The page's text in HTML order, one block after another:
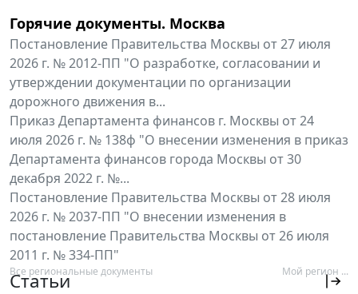
Горячие документы. Москва
Постановление Правительства Москвы от 27 июля
2026 г. № 2012-ПП "О разработке, согласовании и
утверждении документации по организации
дорожного движения в...
Приказ Департамента финансов г. Москвы от 24
июля 2026 г. № 138ф "О внесении изменения в приказ
Департамента финансов города Москвы от 30
декабря 2022 г. №...
Постановление Правительства Москвы от 28 июля
2026 г. № 2037-ПП "О внесении изменения в
постановление Правительства Москвы от 26 июля
2011 г. № 334-ПП"
Все региональные документы Мой регион ...
Статьи